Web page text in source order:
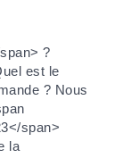
?
est le
? Nous
span>
la